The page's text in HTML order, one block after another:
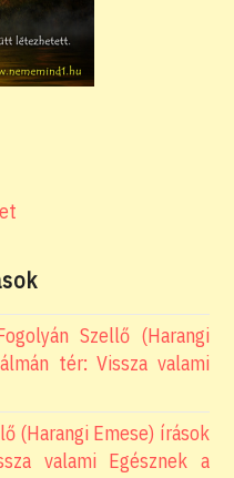
Szellő (Harangi
tér: Vissza valami
(Harangi Emese) írások
valami Egésznek a